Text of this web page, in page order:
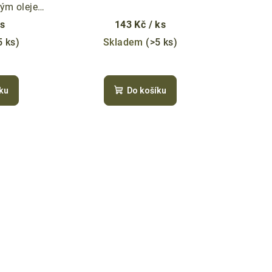
olejem
ks)
143 Kč / ks
Skladem (>5 ks)
Do košíku